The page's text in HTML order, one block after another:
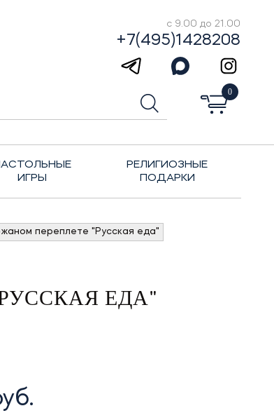
с 9.00 до 21.00
+7(495)1428208
0
ИГРЫ
РЕЛИГИОЗНЫЕ
ПОДАРКИ
переплете "Русская еда"
ЕДА"